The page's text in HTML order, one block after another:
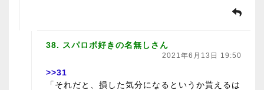
38. スパロボ好きの名無しさん
2021年6月13日 19:50
>>31
「それだと、損した気分になるというか貰えるは